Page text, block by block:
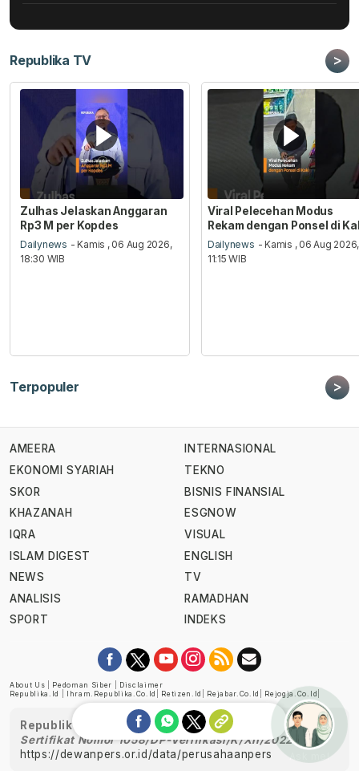
Republika TV >
Zulhas Jelaskan Anggaran
Rp3 M per Kopdes
Dailynews - Kamis , 06 Aug 2026,
18:30 WIB
Viral Pelecehan Modus
Rekam dengan Ponsel di
Dailynews - Kamis , 06 Aug 2026,
11:15 WIB
Terpopuler >
AMEERA
EKONOMI SYARIAH
SKOR
KHAZANAH
IQRA
ISLAM DIGEST
NEWS
ANALISIS
SPORT
INTERNASIONAL
TEKNO
BISNIS FINANSIAL
ESGNOW
VISUAL
ENGLISH
TV
RAMADHAN
INDEKS
About Us Pedoman Siber
Disclaimer
Republika.id
Ihram.republika.co.id Retizen.id Rejabar.co.id Rejogja.co.id
Republika telah diverifikasi oleh Dewan Pers
Sertifikat Nomor 1058/DP-Verifikasi/K/XII/2022
https://dewanpers.or.id/data/perusahaanpers
Ask me!